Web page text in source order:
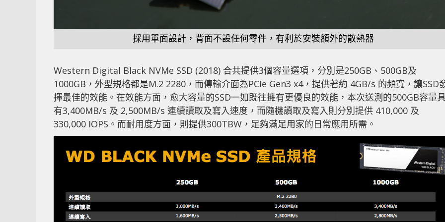
採用單面設計，背面不設任何零件，有利於安裝額外的散熱器
Western Digital Black NVMe SSD (2018) 合共提供3個容量選項，分別是250GB、500GB及
1000GB，外型規格都是M.2 2280，而傳輸介面為PCIe Gen3 x4，提供著約 4GB/s 的頻寬，讓SSD
揮最佳的效能。在效能方面，愈大容量的SSD一如既往擁有更優良的效能，本次送測的500GB容量
有3,400MB/s 及 2,500MB/s 連續讀取及寫入速度，而隨機讀取及寫入則分別提供 410,000 及
330,000 IOPS。而耐用度方面，則提供300TBW，足夠滿足用家的日常應用所需。